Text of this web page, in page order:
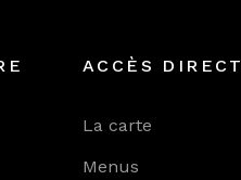
ACCÈS DIRECT
La carte
Menus